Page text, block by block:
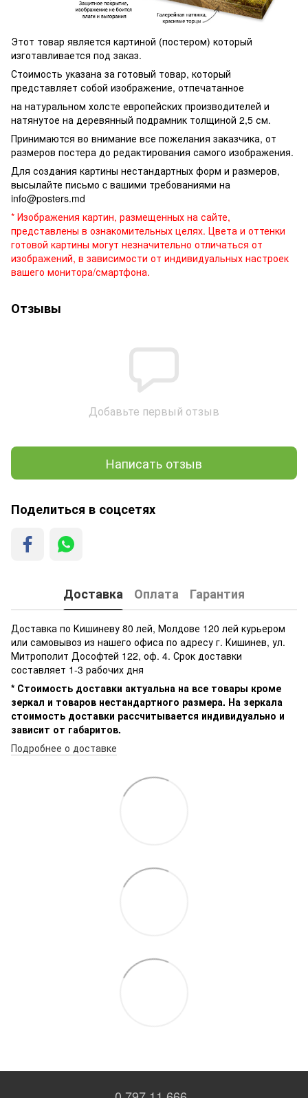
Этот товар является картиной (постером) который
изготавливается под заказ.
Стоимость указана за готовый товар, который
представляет собой изображение, отпечатанное
на натуральном холсте европейских производителей и
натянутое на деревянный подрамник толщиной 2,5 см.
Принимаются во внимание все пожелания заказчика, от
размеров постера до редактирования самого изображения.
Для создания картины нестандартных форм и размеров,
высылайте письмо c вашими требованиями на
info@posters.md
* Изображения картин, размещенных на сайте,
представлены в ознакомительных целях. Цвета и оттенки
готовой картины могут незначительно отличаться от
изображений, в зависимости от индивидуальных настроек
вашего монитора/смартфона.
Отзывы
Добавьте первый отзыв
Написать отзыв
Поделиться в соцсетях
Доставка Оплата Гарантия
Доставка по Кишиневу 80 лей, Молдове 120 лей курьером
или самовывоз из нашего офиса по адресу г. Кишинев, ул.
Митрополит Дософтей 122, оф. 4. Срок доставки
составляет 1-3 рабочих дня
* Стоимость доставки актуальна на все товары кроме
зеркал и товаров нестандартного размера. На зеркала
стоимость доставки рассчитывается индивидуально и
зависит от габаритов.
Подробнее о доставке